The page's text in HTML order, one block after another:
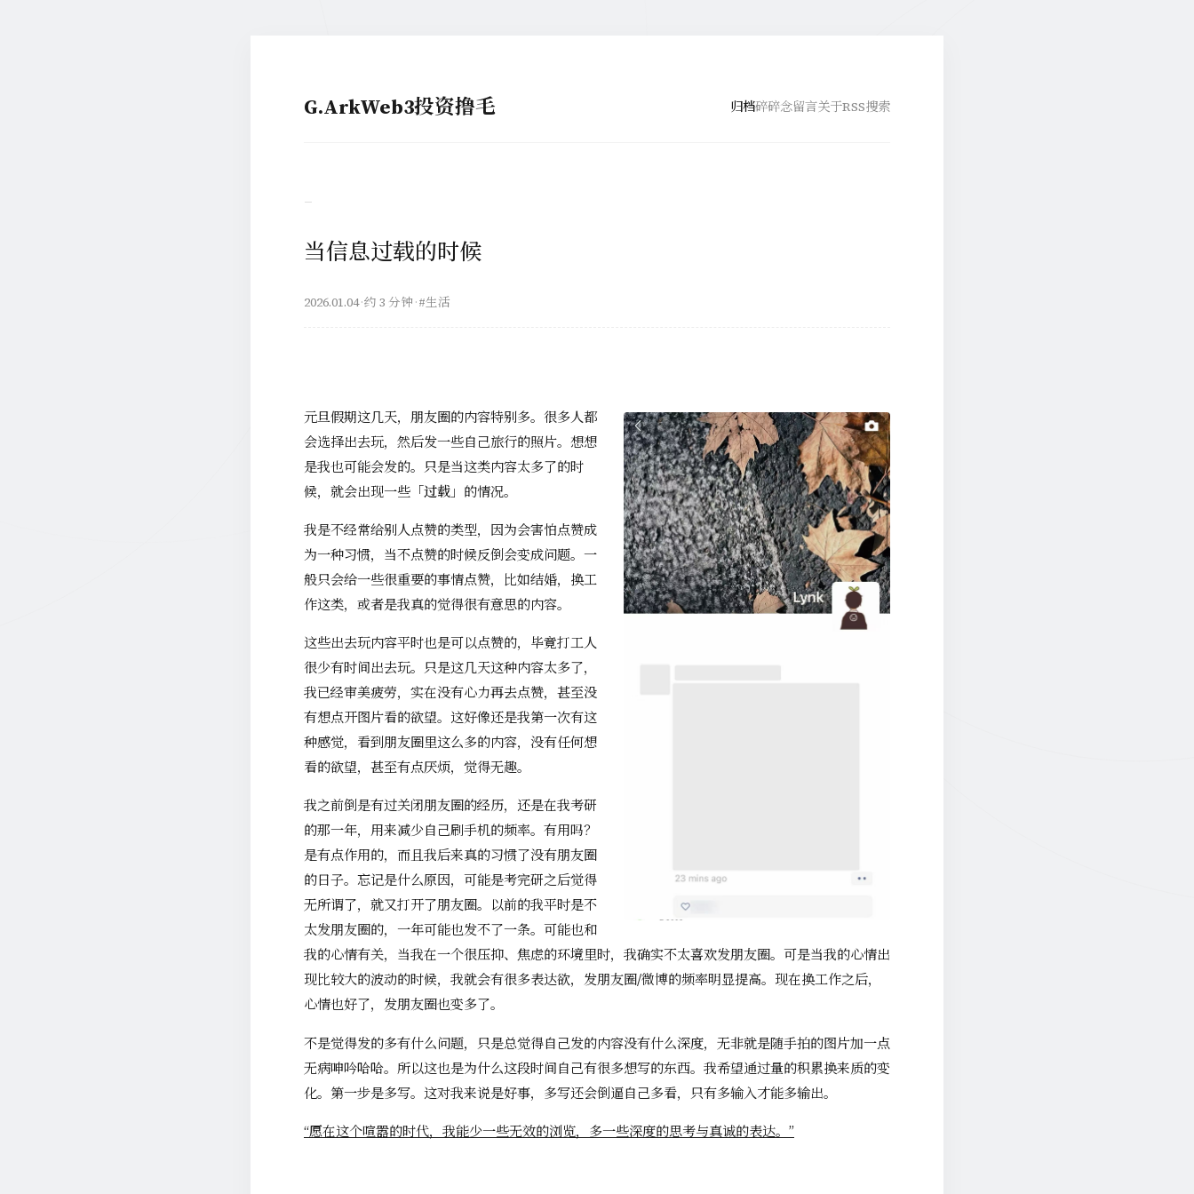
G.ArkWeb3投资撸毛 归档碎碎念留言关于RSS搜索
–
当信息过载的时候
2026.01.04·约 3 分钟 ·#生活
元旦假期这几天，朋友圈的内容特别多。很多人都
会选择出去玩，然后发一些自己旅行的照片。想想
是我也可能会发的。只是当这类内容太多了的时
候，就会出现一些「过载」的情况。
我是不经常给别人点赞的类型，因为会害怕点赞成
为一种习惯，当不点赞的时候反倒会变成问题。一
般只会给一些很重要的事情点赞，比如结婚，换工
作这类，或者是我真的觉得很有意思的内容。
这些出去玩内容平时也是可以点赞的，毕竟打工人
很少有时间出去玩。只是这几天这种内容太多了，
我已经审美疲劳，实在没有心力再去点赞，甚至没
有想点开图片看的欲望。这好像还是我第一次有这
种感觉，看到朋友圈里这么多的内容，没有任何想
看的欲望，甚至有点厌烦，觉得无趣。
我之前倒是有过关闭朋友圈的经历，还是在我考研
的那一年，用来减少自己刷手机的频率。有用吗？
是有点作用的，而且我后来真的习惯了没有朋友圈
的日子。忘记是什么原因，可能是考完研之后觉得
无所谓了，就又打开了朋友圈。以前的我平时是不
太发朋友圈的，一年可能也发不了一条。可能也和
我的心情有关，当我在一个很压抑、焦虑的环境里时，我确实不太喜欢发朋友圈。可是当我的心情出
现比较大的波动的时候，我就会有很多表达欲，发朋友圈/微博的频率明显提高。现在换工作之后，
心情也好了，发朋友圈也变多了。
不是觉得发的多有什么问题，只是总觉得自己发的内容没有什么深度，无非就是随手拍的图片加一点
无病呻吟哈哈。所以这也是为什么这段时间自己有很多想写的东西。我希望通过量的积累换来质的变
化。第一步是多写。这对我来说是好事，多写还会倒逼自己多看，只有多输入才能多输出。
“愿在这个喧嚣的时代，我能少一些无效的浏览，多一些深度的思考与真诚的表达。”